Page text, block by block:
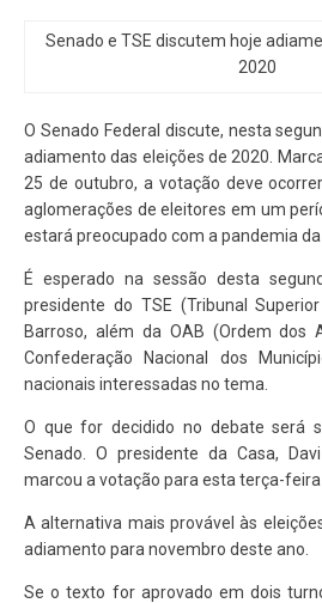
Senado e TSE discutem hoje
2020
O Senado Federal discute, nesta
adiamento das eleições de 2020.
25 de outubro, a votação deve
aglomerações de eleitores em um
estará preocupado com a pandemia da
É esperado na sessão desta
presidente do TSE (Tribunal
Barroso, além da OAB (Ordem dos
Confederação Nacional dos
nacionais interessadas no tema.
O que for decidido no debate será
Senado. O presidente da Casa,
marcou a votação para esta terça-feira
A alternativa mais provável às
adiamento para novembro deste ano.
Se o texto for aprovado em dois